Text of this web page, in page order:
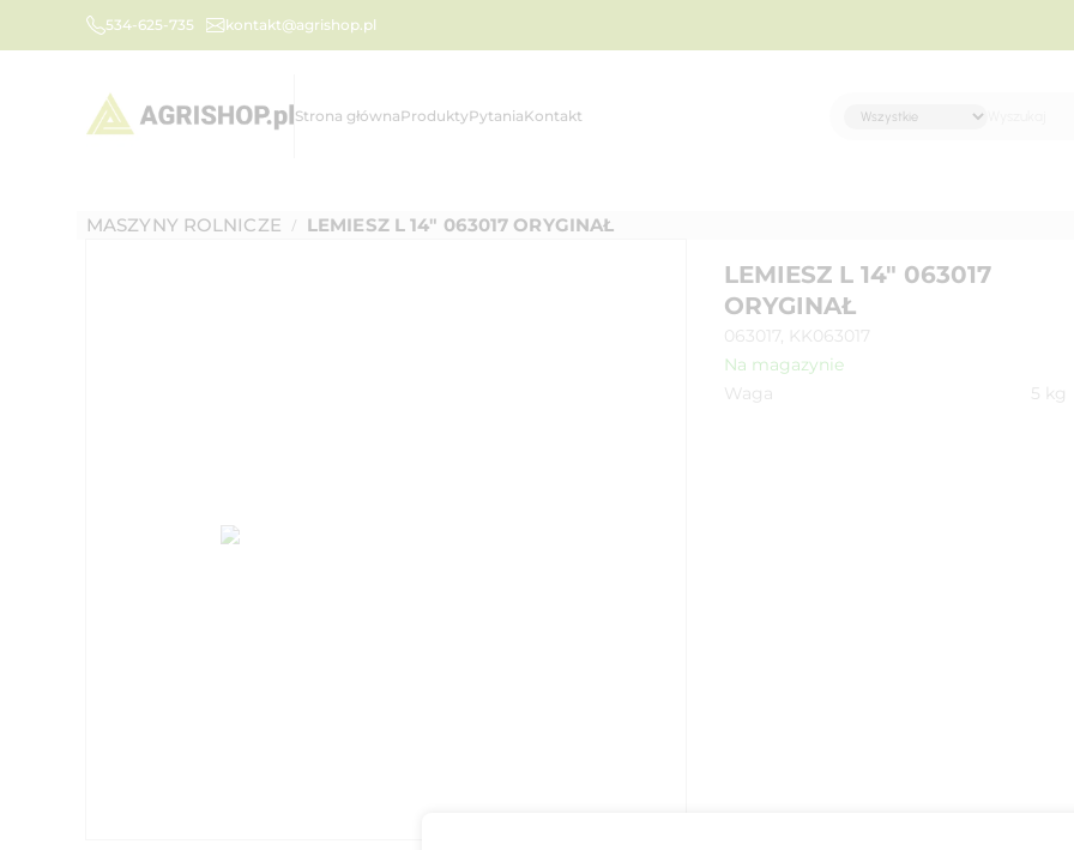
534-625-735 kontakt@agrishop.pl
Strona głównaProduktyPytaniaKontakt
MASZYNY ROLNICZE / LEMIESZ L 14" 063017 ORYGINAŁ
LEMIESZ L 14" 063017
ORYGINAŁ
063017, KK063017
Na magazynie
Waga
5 kg